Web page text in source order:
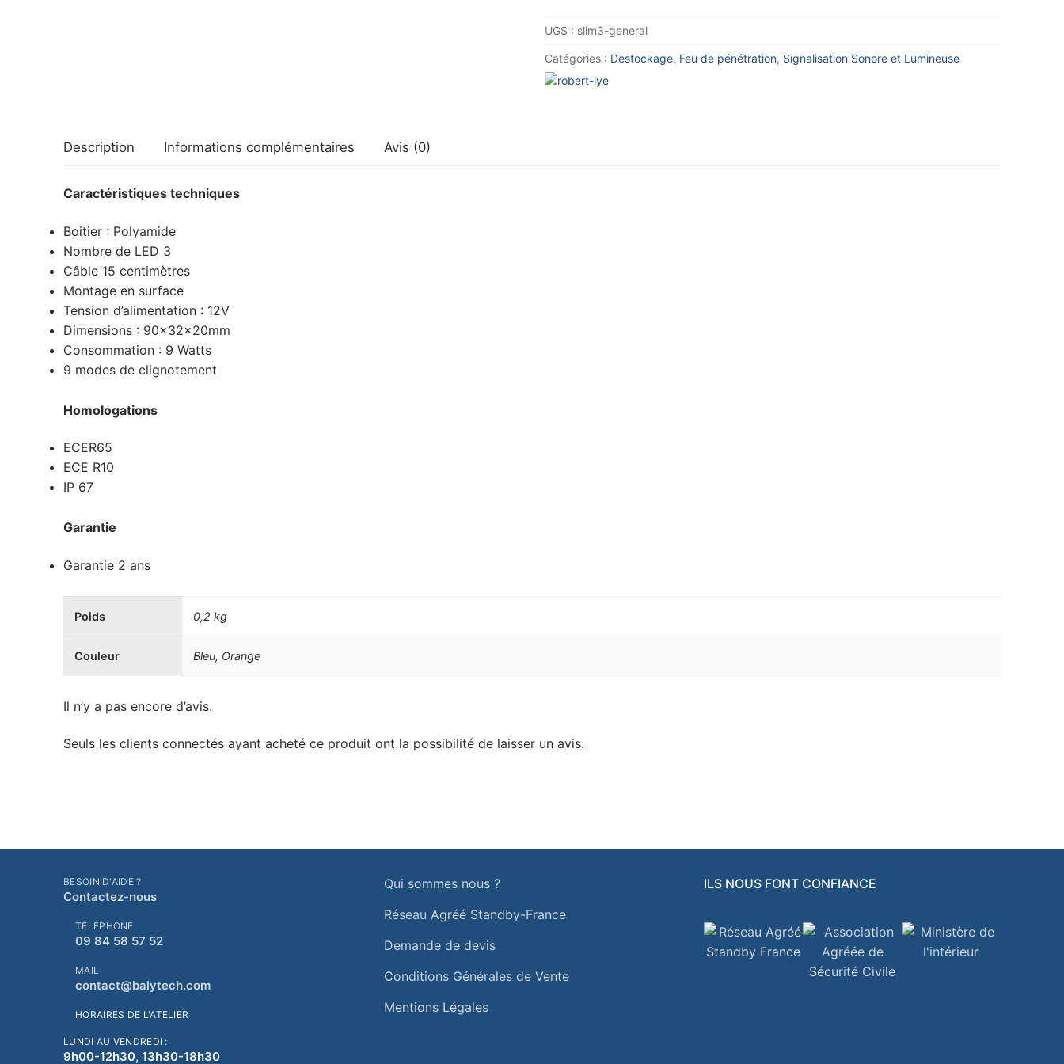
de
pénétration
SLIM
UGS : slim3-general
Catégories : Destockage, Feu de pénétration, Signalisation Sonore et Lumineuse
Description Informations complémentaires Avis (0)
Caractéristiques techniques
Boitier : Polyamide
Nombre de LED 3
Câble 15 centimètres
Montage en surface
Tension d’alimentation : 12V
Dimensions : 90x32x20mm
Consommation : 9 Watts
9 modes de clignotement
Homologations
ECER65
ECE R10
IP 67
Garantie
Garantie 2 ans
Poids 0,2 kg
Couleur Bleu, Orange
Il n’y a pas encore d’avis.
Seuls les clients connectés ayant acheté ce produit ont la possibilité de laisser un avis.
BESOIN D'AIDE ?
Contactez-nous
TÉLÉPHONE
09 84 58 57 52
MAIL
contact@balytech.com
HORAIRES DE L'ATELIER
LUNDI AU VENDREDI :
9h00-12h30, 13h30-18h30
Qui sommes nous ?
Réseau Agréé Standby-France
Demande de devis
Conditions Générales de Vente
Mentions Légales
ILS NOUS FONT CONFIANCE